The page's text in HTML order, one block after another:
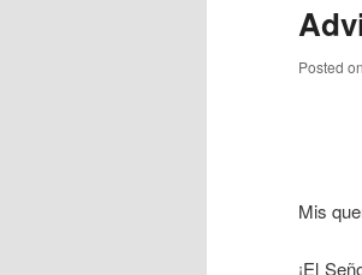
Posted on
Mis
¡El